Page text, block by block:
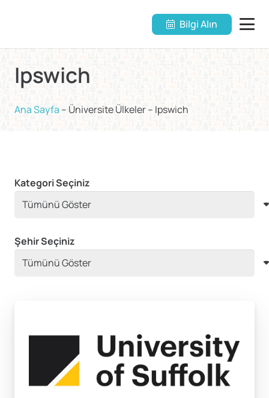
Bilgi Alın
Ipswich
Ana Sayfa – Üniversite Ülkeler– Ipswich
Kategori Seçiniz
Şehir Seçiniz